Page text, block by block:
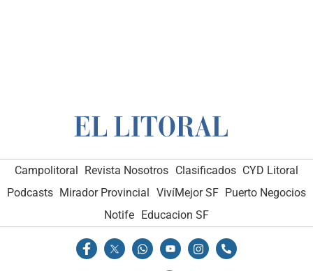
Campolitoral Revista Nosotros Clasificados CYD Litoral
Podcasts Mirador Provincial VivíMejor SF Puerto Negocios
Notife Educacion SF